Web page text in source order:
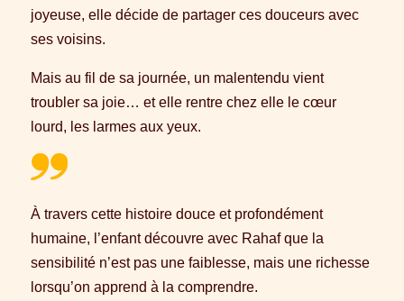
joyeuse, elle décide de partager ces douceurs avec
ses voisins.
Mais au fil de sa journée, un malentendu vient
troubler sa joie… et elle rentre chez elle le cœur
lourd, les larmes aux yeux.
À travers cette histoire douce et profondément
humaine, l’enfant découvre avec Rahaf que la
sensibilité n’est pas une faiblesse, mais une richesse
lorsqu’on apprend à la comprendre.